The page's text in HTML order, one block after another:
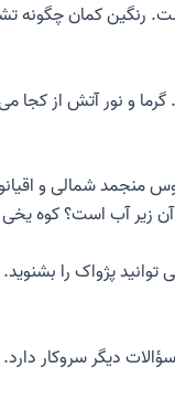
رنگین کمان چگونه
و نور آتش از کجا
آن زیر آب است؟ کوه
توانید پژواک را
دیگر سروکار